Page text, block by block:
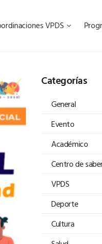
VPDS
Categorías
General
Evento
Académico
Centro de
VPDS
Deporte
Cultura